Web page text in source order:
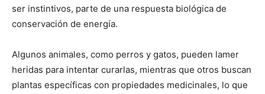
ser instintivos, parte de una respuesta biológica de
conservación de energía.
Algunos animales, como perros y gatos, pueden lamer
heridas para intentar curarlas, mientras que otros buscan
plantas específicas con propiedades medicinales, lo que